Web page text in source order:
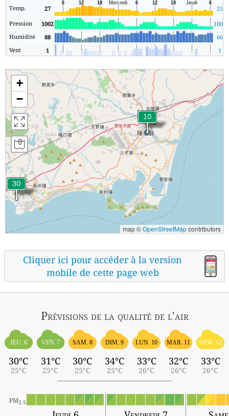
Temp.
27
25
Pression
1002 1002
Humidité
88
66
Vent
1 1
+
−
map ©OpenStreetMapcontributors
Cliquer ici pour accéder à la version
mobile de cette page web
Prévisionsde la qualité de l'air
JEU. 6
30°C
25°C
VEN. 7
31°C
25°C
SAM. 8
30°C
25°C
DIM. 9
34°C
25°C
LUN. 10
33°C
26°C
MAR. 11
32°C
26°C
MER. 12
33°C
26°C
PM2.5